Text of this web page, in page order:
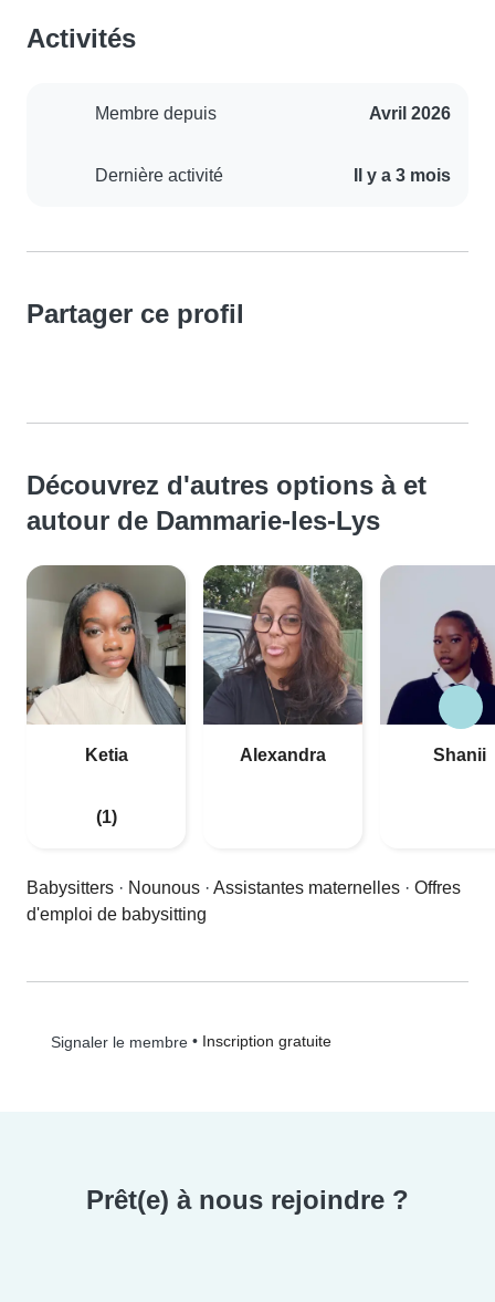
Activités
Membre depuis Avril 2026
Dernière activité Il y a 3 mois
Partager ce profil
Découvrez d'autres options à et
autour de Dammarie-les-Lys
Ketia
(1)
Alexandra Shanii
Babysitters · Nounous · Assistantes maternelles · Offres
d'emploi de babysitting
Signaler le membre• Inscription gratuite
Prêt(e) à nous rejoindre ?